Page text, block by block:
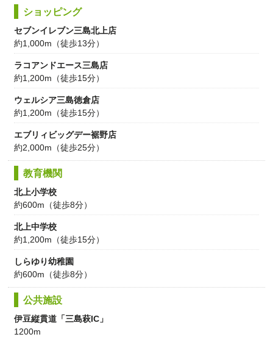
ショッピング
セブンイレブン三島北上店
約1,000m（徒歩13分）
ラコアンドエース三島店
約1,200m（徒歩15分）
ウェルシア三島徳倉店
約1,200m（徒歩15分）
エブリィビッグデー裾野店
約2,000m（徒歩25分）
教育機関
北上小学校
約600m（徒歩8分）
北上中学校
約1,200m（徒歩15分）
しらゆり幼稚園
約600m（徒歩8分）
公共施設
伊豆縦貫道「三島萩IC」
1200m